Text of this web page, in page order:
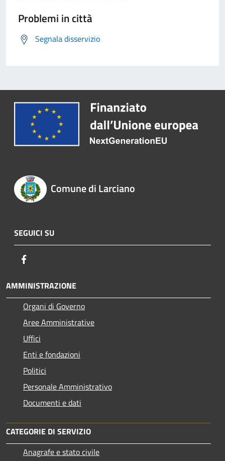
Problemi in città
Segnala disservizio
Comune di Larciano
SEGUICI SU
AMMINISTRAZIONE
Organi di Governo
Aree Amministrative
Uffici
Enti e fondazioni
Politici
Personale Amministrativo
Documenti e dati
CATEGORIE DI SERVIZIO
Anagrafe e stato civile